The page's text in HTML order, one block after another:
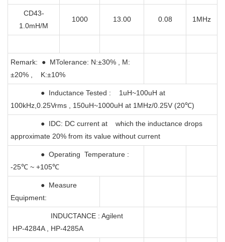
CD43-
1.0mH/M
1000 13.00 0.08 1MHz
Remark: ● MTolerance: N:±30% , M:
±20% , K:±10%
● Inductance Tested : 1uH~100uH at
100kHz,0.25Vrms , 150uH~1000uH at 1MHz/0.25V (20℃)
● IDC: DC current at which the inductance drops
approximate 20% from its value without current
● Operating Temperature :
-25℃ ~ +105℃
● Measure
Equipment:
INDUCTANCE : Agilent
HP-4284A , HP-4285A